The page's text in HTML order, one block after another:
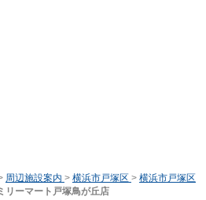
周辺施設案内 > 横浜市戸塚区 > 横浜市戸塚区
リーマート戸塚鳥が丘店